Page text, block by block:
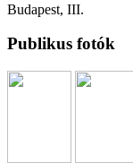
Budapest, III.
Publikus fotók